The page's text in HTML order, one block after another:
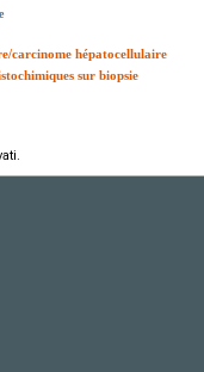
carcinome hépatocellulaire
sur biopsie